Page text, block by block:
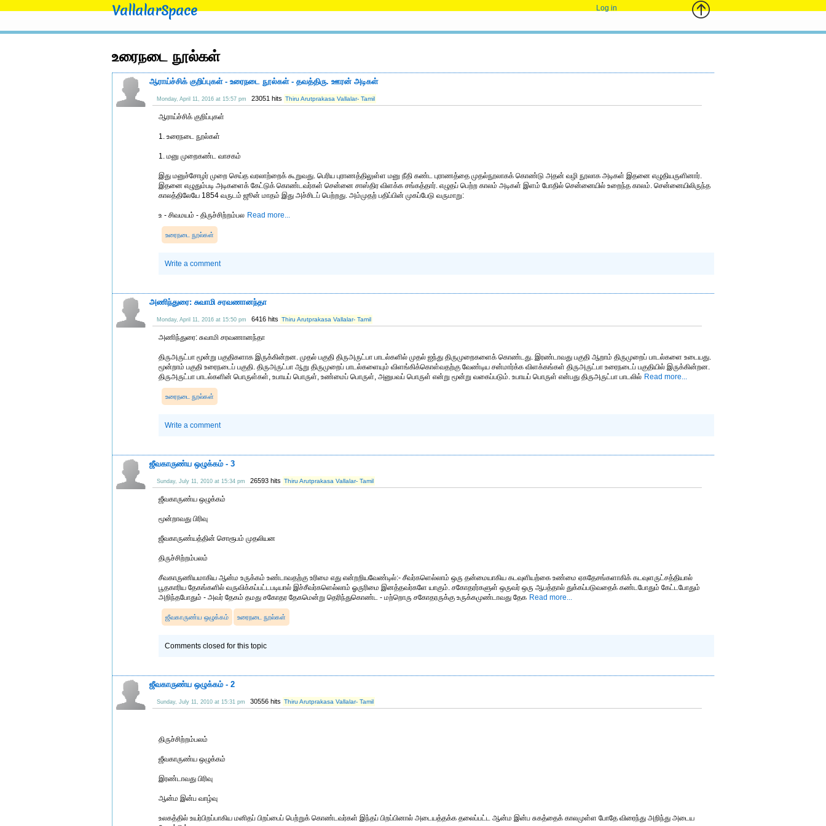
VallalarSpace Log in
உரைநடை நூல்கள்
ஆராய்ச்சிக் குறிப்புகள் - உரைநடை நூல்கள் - தவத்திரு. ஊரன் அடிகள்
Monday, April 11, 2016 at 15:57 pm 23051 hits Thiru Arutprakasa Vallalar- Tamil
ஆராய்ச்சிக் குறிப்புகள்
1. உரைநடை நூல்கள்
1. மனு முறைகண்ட வாசகம்
இது மனுச்சோழர் முறை செய்த வரலாற்றைக் கூறுவது. பெரிய புராணத்திலுள்ள மனு நீதி கண்ட புராணத்தை முதல்நூலாகக் கொண்டு அதன் வழி நூலாக அடிகள் இதனை எழுதியருளினார்.
இதனை எழுதும்படி அடிகளைக் கேட்டுக் கொண்டவர்கள் சென்னை சாஸ்திர விளக்க சங்கத்தார். எழுதப் பெற்ற காலம் அடிகள் இளம் போதில் சென்னையில் உறைந்த காலம். சென்னையிலிருந்த
காலத்திலேயே 1854 வருடம் ஜூன் மாதம் இது அச்சிடப் பெற்றது. அம்முதற் பதிப்பின் முகப்பேடு வருமாறு:
உ - சிவமயம் - திருச்சிற்றம்பல Read more...
உரைநடை நூல்கள்
Write a comment
அணிந்துரை: சுவாமி சரவணானந்தா
Monday, April 11, 2016 at 15:50 pm 6416 hits Thiru Arutprakasa Vallalar- Tamil
அணிந்துரை: சுவாமி சரவணானந்தா
திருஅருட்பா மூன்று பகுதிகளாக இருக்கின்றன. முதல் பகுதி திருஅருட்பா பாடல்களில் முதல் ஐந்து திருமுறைகளைக் கொண்டது. இரண்டாவது பகுதி ஆறாம் திருமுறைப் பாடல்களை உடையது.
மூன்றாம் பகுதி உரைநடைப் பகுதி. திருஅருட்பா ஆறு திருமுறைப் பாடல்களையும் விளங்கிக்கொள்வதற்கு வேண்டிய சன்மார்க்க விளக்கங்கள் திருஅருட்பா உரைநடைப் பகுதியில் இருக்கின்றன.
திருஅருட்பா பாடல்களின் பொருள்கள், உபாயப் பொருள், உண்மைப் பொருள், அனுபவப் பொருள் என்று மூன்று வகைப்படும். உபாயப் பொருள் என்பது திருஅருட்பா பாடலில் Read more...
உரைநடை நூல்கள்
Write a comment
ஜீவகாருண்ய ஒழுக்கம் - 3
Sunday, July 11, 2010 at 15:34 pm 26593 hits Thiru Arutprakasa Vallalar- Tamil
ஜீவகாருண்ய ஒழுக்கம்
மூன்றாவது பிரிவு
ஜீவகாருண்யத்தின் சொரூபம் முதலியன
திருச்சிற்றம்பலம்
சீவகாருணியமாகிய ஆன்ம உருக்கம் உண்டாவதற்கு உரிமை எது என்றறியவேண்டில்:- சீவர்களெல்லாம் ஒரு தன்மையாகிய கடவுளியற்கை உண்மை ஏகதேசங்களாகிக் கடவுளருட்சத்தியால்
பூதகாரிய தேகங்களில் வருவிக்கப்பட்டபடியால் இச்சீவர்களெல்லாம் ஓருரிமை இனத்தவர்களே யாகும். சகோதரர்களுள் ஒருவர் ஒரு ஆபத்தால் துக்கப்படுவதைக் கண்டபோதும் கேட்டபோதும்
அறிந்தபோதும் - அவர் தேகம் தமது சகோதர தேகமென்று தெரிந்துகொண்ட - மற்றொரு சகோதரருக்கு உருக்கமுண்டாவது தேக Read more...
ஜீவகாருண்ய ஒழுக்கம் உரைநடை நூல்கள்
Comments closed for this topic
ஜீவகாருண்ய ஒழுக்கம் - 2
Sunday, July 11, 2010 at 15:31 pm 30556 hits Thiru Arutprakasa Vallalar- Tamil
திருச்சிற்றம்பலம்
ஜீவகாருண்ய ஒழுக்கம்
இரண்டாவது பிரிவு
ஆன்ம இன்ப வாழ்வு
உலகத்தில் உயர்பிறப்பாகிய மனிதப் பிறப்பைப் பெற்றுக் கொண்டவர்கள் இந்தப் பிறப்பினால் அடையத்தக்க தலைப்பட்ட ஆன்ம இன்ப சுகத்தைக் காலமுள்ள போதே விரைந்து அறிந்து அடைய